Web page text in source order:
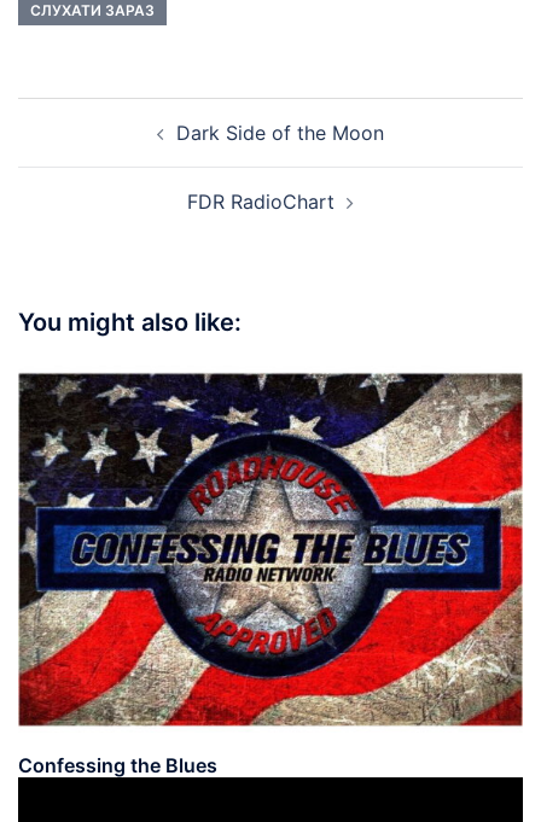
СЛУХАТИ ЗАРАЗ
navigation Dark Side of the Moon
FDR RadioChart
You might also like:
Confessing the Blues